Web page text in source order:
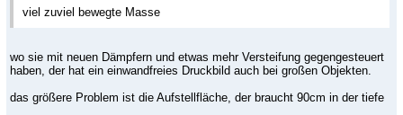
viel zuviel bewegte Masse
wo sie mit neuen Dämpfern und etwas mehr Versteifung gegengesteuert
haben, der hat ein einwandfreies Druckbild auch bei großen Objekten.
das größere Problem ist die Aufstellfläche, der braucht 90cm in der tiefe